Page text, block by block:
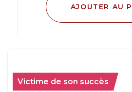
AJOUTER AU
Victime de son succès